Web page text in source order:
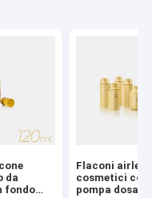
da
fondo
Flaconi airless
cosmetici con
pompa